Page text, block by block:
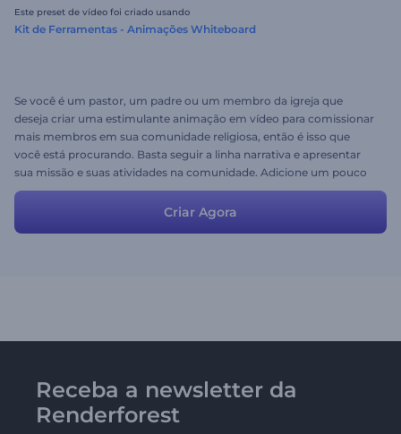
Este preset de vídeo foi criado usando
Kit de Ferramentas - Animações Whiteboard
Se você é um pastor, um padre ou um membro da igreja que
deseja criar uma estimulante animação em vídeo para comissionar
mais membros em sua comunidade religiosa, então é isso que
você está procurando. Basta seguir a linha narrativa e apresentar
sua missão e suas atividades na comunidade. Adicione um pouco
do seu próprio toque criativo à história e pronto!
Criar Agora
Receba a newsletter da
Renderforest